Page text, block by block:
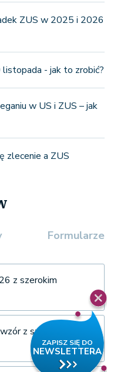
ZUS w 2025 i 2026
listopada - jak to zrobić?
w US i ZUS – jak
zlecenie a ZUS
Formularze
z szerokim
z szerokim